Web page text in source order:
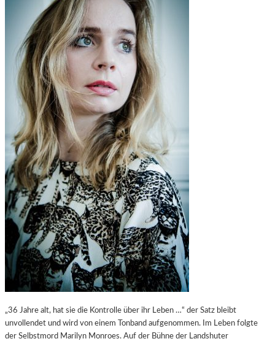
„36 Jahre alt, hat sie die Kontrolle über ihr Leben …“ der Satz bleibt
unvollendet und wird von einem Tonband aufgenommen. Im Leben folgte
der Selbstmord Marilyn Monroes. Auf der Bühne der Landshuter